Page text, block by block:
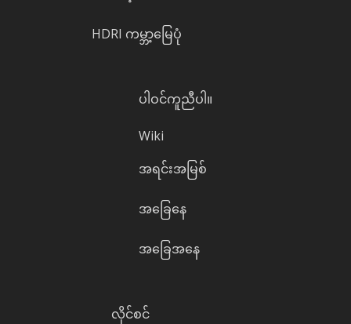
HDRI ကမ္ဘာ့မြေပုံ
ပါဝင်ကူညီပါ။
Wiki
အရင်းအမြစ်
အခြေနေ
အခြေအနေ
လိုင်စင်